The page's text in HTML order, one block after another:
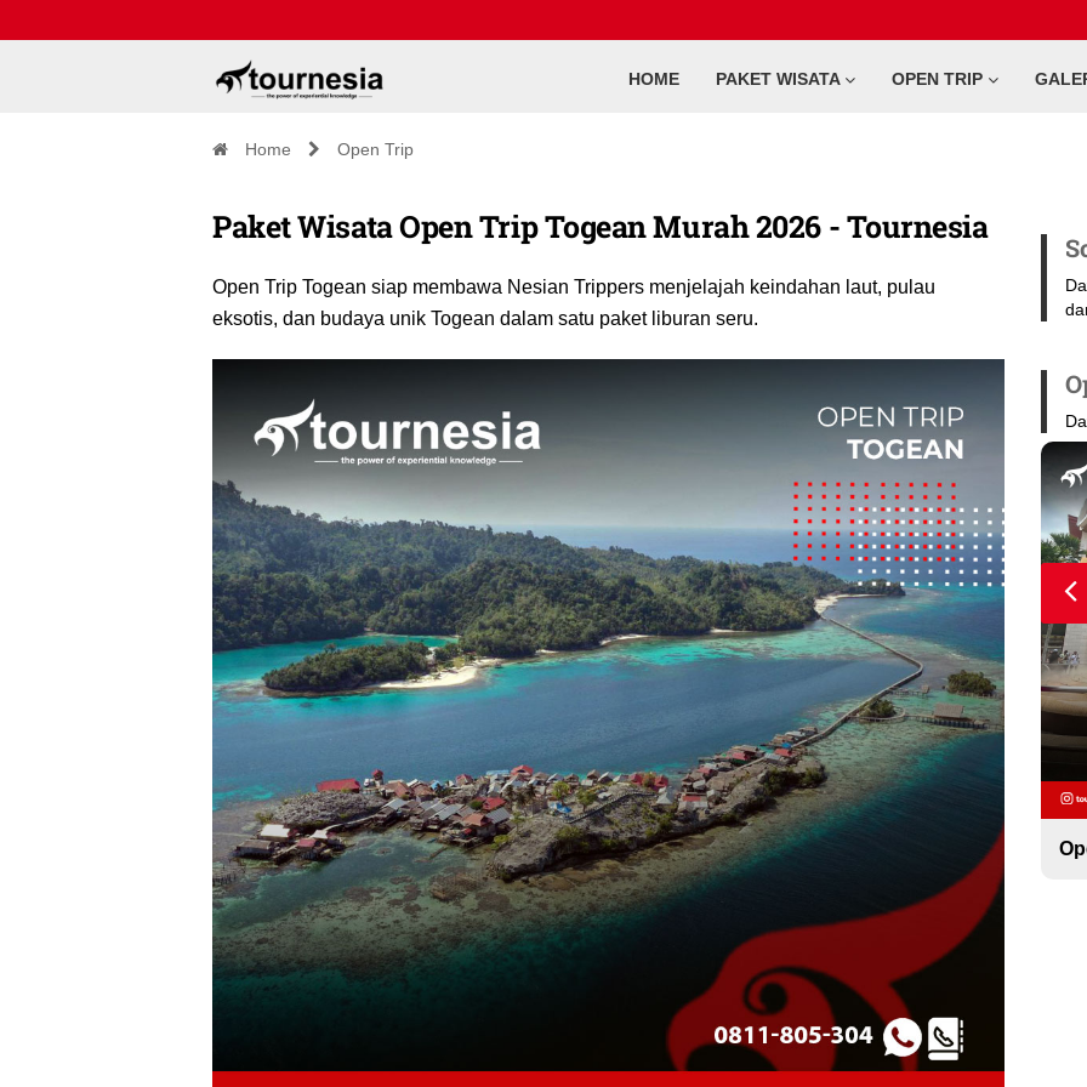
HOME PAKET WISATA OPEN TRIP
Home Open Trip
Paket Wisata Open Trip Togean Murah 2026 - Tournesia
Open Trip Togean siap membawa Nesian Trippers menjelajah keindahan laut, pulau
eksotis, dan budaya unik Togean dalam satu paket liburan seru.
Open Trip Baduy
Open Trip 2 Negara Asia Malaysia Singapore